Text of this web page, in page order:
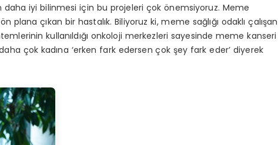
daha iyi bilinmesi için bu projeleri çok önemsiyoruz. Meme
plana çıkan bir hastalık. Biliyoruz ki, meme sağlığı odaklı çalışan
kullanıldığı onkoloji merkezleri sayesinde meme kanseri
çok kadına ‘erken fark edersen çok şey fark eder’ diyerek